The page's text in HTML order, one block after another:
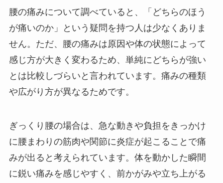
腰の痛みについて調べていると、「どちらのほう
が痛いのか」という疑問を持つ人は少なくありま
せん。ただ、腰の痛みは原因や体の状態によって
感じ方が大きく変わるため、単純にどちらが強い
とは比較しづらいと言われています。痛みの種類
や広がり方が異なるためです。
ぎっくり腰の場合は、急な動きや負担をきっかけ
に腰まわりの筋肉や関節に炎症が起こることで痛
みが出ると考えられています。体を動かした瞬間
に鋭い痛みを感じやすく、前かがみや立ち上がる